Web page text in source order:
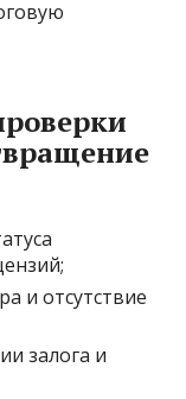
и отсутствие
залога и